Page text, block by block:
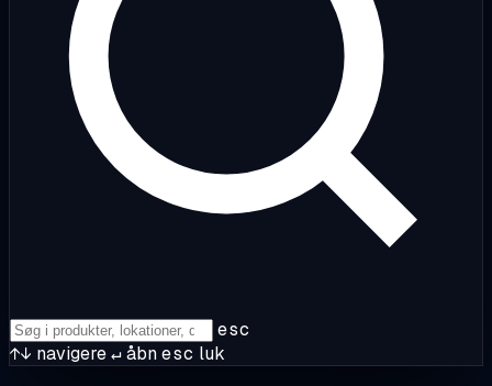
esc
↑↓ navigere↵åbnesc luk